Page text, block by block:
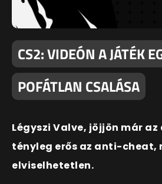
CS2: VIDEÓN A JÁTÉK
POFÁTLAN CSALÁSA
Légyszi Valve, jöjjön már az
tényleg erős az anti-cheat,
elviselhetetlen.